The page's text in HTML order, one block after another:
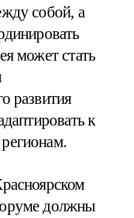
собой, а
может стать
развития
к
должны